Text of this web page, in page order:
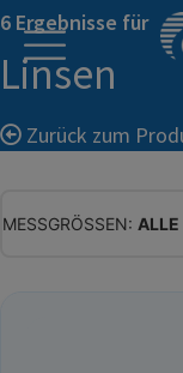
6 Ergebnisse für
Linsen
Zurück zum
MESSGRÖSSEN: ALLE